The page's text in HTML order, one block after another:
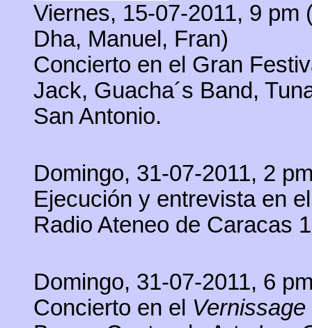
Viernes, 15-07-2011, 9 pm
Dha, Manuel, Fran)
Concierto en el Gran
Jack, Guacha´s Band,
San Antonio.
Domingo, 31-07-2011, 2
Ejecución y entrevista en
Radio Ateneo de Caracas
Domingo, 31-07-2011, 6
Concierto en el Vernissage